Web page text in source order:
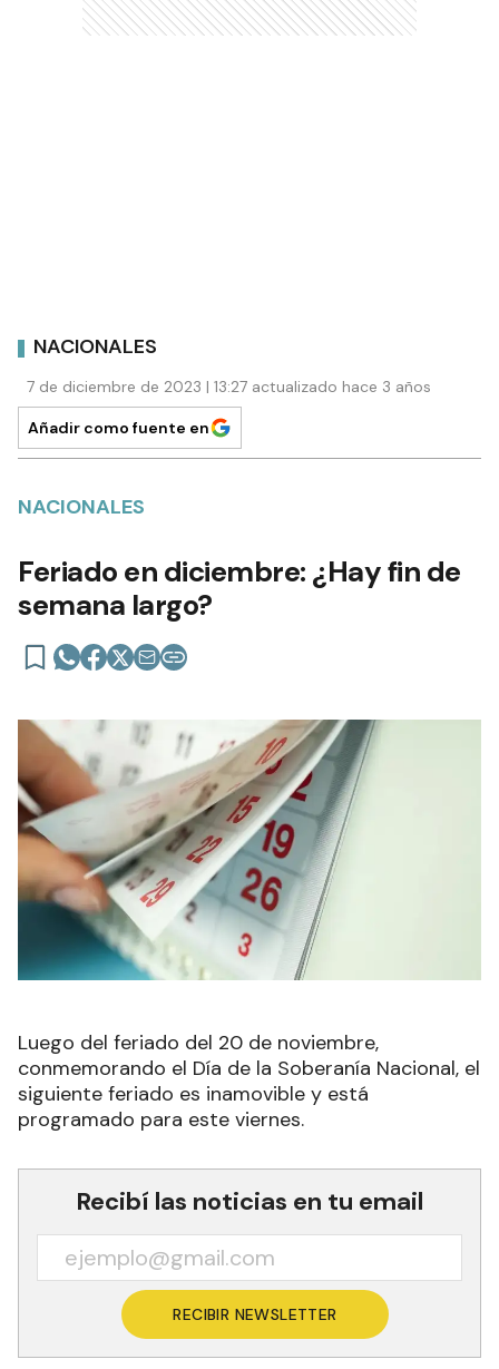
NACIONALES
7 de diciembre de 2023 | 13:27 actualizado hace 3 años
Añadir como fuente en
NACIONALES
Feriado en diciembre: ¿Hay fin de
semana largo?
Luego del feriado del 20 de noviembre,
conmemorando el Día de la Soberanía Nacional, el
siguiente feriado es inamovible y está
programado para este viernes.
Recibí las noticias en tu email
RECIBIR NEWSLETTER